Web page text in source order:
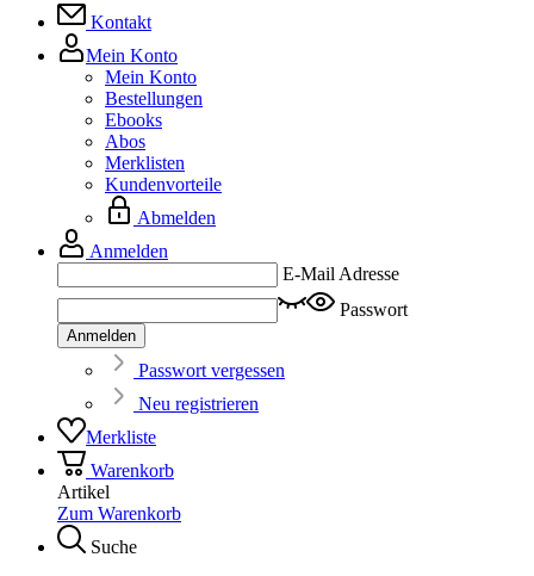
Kontakt
Mein Konto
Mein Konto
Bestellungen
Ebooks
Abos
Merklisten
Kundenvorteile
Abmelden
Anmelden
E-Mail Adresse
Passwort
Anmelden
Passwort vergessen
Neu registrieren
Merkliste
Warenkorb
Artikel
Zum Warenkorb
Suche